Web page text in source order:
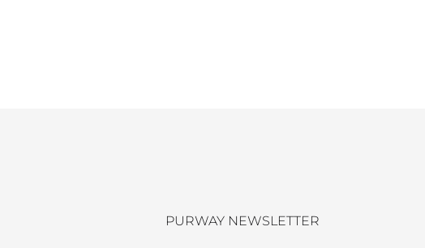
PURWAY NEWSLETTER